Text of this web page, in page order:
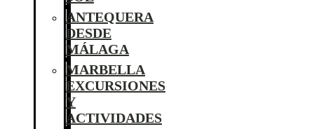
ANTEQUERA
DESDE
MÁLAGA
MARBELLA
EXCURSIONES
Y
ACTIVIDADES